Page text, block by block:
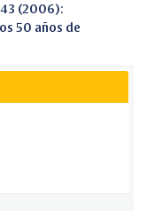
(2006):
50 años de